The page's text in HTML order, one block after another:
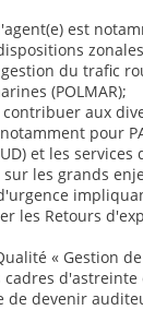
est
zonales
du trafic
(POLMAR);
aux
pour
et les services
les grands
les Retours
« Gestion
d'astreinte
de devenir